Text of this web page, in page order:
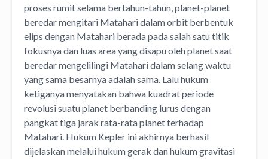
proses rumit selama bertahun-tahun, planet-planet
beredar mengitari Matahari dalam orbit berbentuk
elips dengan Matahari berada pada salah satu titik
fokusnya dan luas area yang disapu oleh planet saat
beredar mengelilingi Matahari dalam selang waktu
yang sama besarnya adalah sama. Lalu hukum
ketiganya menyatakan bahwa kuadrat periode
revolusi suatu planet berbanding lurus dengan
pangkat tiga jarak rata-rata planet terhadap
Matahari. Hukum Kepler ini akhirnya berhasil
dijelaskan melalui hukum gerak dan hukum gravitasi